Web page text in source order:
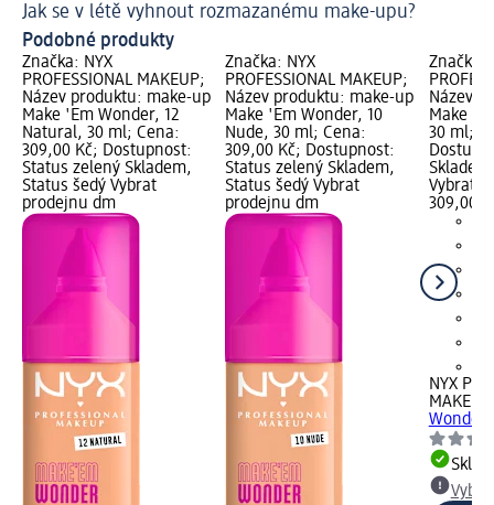
Jak se v létě vyhnout rozmazanému make-upu?
Podobné produkty
Značka: NYX
PROFESSIONAL MAKEUP;
Název produktu: make-up
Make 'Em Wonder, 12
Natural, 30 ml; Cena:
309,00 Kč; Dostupnost:
Status zelený Skladem,
Status šedý Vybrat
prodejnu dm
Značka: NYX
PROFESSIONAL MAKEUP;
Název produktu: make-up
Make 'Em Wonder, 10
Nude, 30 ml; Cena:
309,00 Kč; Dostupnost:
Status zelený Skladem,
Status šedý Vybrat
prodejnu dm
Značka:
Název
Make
30 ml;
Vybrat
309,00
NYX
MAKEUP
Wonder,